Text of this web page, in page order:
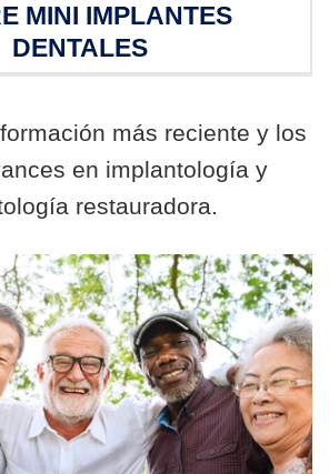
MINI IMPLANTES
DENTALES
más reciente y los
en implantología y
restauradora.